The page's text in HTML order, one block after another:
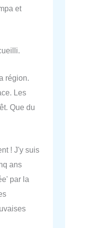
et
région.
Les
Que du
! J'y suis
ans
par la